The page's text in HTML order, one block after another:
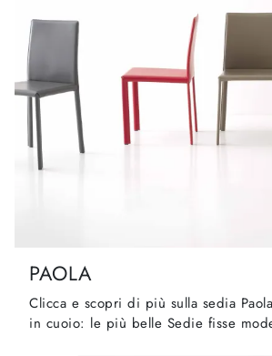
PAOLA
Clicca e scopri di più sulla sedia
in cuoio: le più belle Sedie fisse